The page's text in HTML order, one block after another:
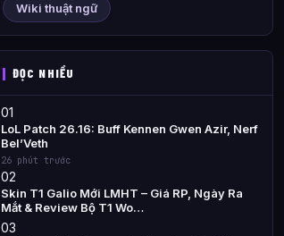
Wiki thuật ngữ
ĐỌC NHIỀU
01
LoL Patch 26.16: Buff Kennen Gwen Azir, Nerf
Bel’Veth
26 phút trước
02
Skin T1 Galio Mới LMHT – Giá RP, Ngày Ra
Mắt & Review Bộ T1 Wo…
03